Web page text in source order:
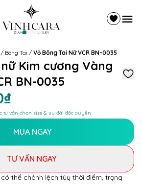
/ Bông Tai / Vỏ Bông Tai Nữ VCR BN-0035
Kim cương Vàng
BN-0035
tư vấn chọn size & ưu đãi độc quyền
MUA NGAY
TƯ VẤN NGAY
thể chênh lệch tùy thời điểm, trọng